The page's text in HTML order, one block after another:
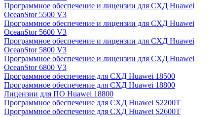
Программное обеспечение и лицензии для СХД Huawei
OceanStor 5500 V3
Программное обеспечение и лицензии для СХД Huawei
OceanStor 5600 V3
Программное обеспечение и лицензии для СХД Huawei
OceanStor 5800 V3
Программное обеспечение и лицензии для СХД Huawei
OceanStor 6800 V3
Программное обеспечение для СХД Huawei 18500
Программное обеспечение для СХД Huawei 18800
Лицензии для ПО Huawei 18800
Программное обеспечение для СХД Huawei S2200T
Программное обеспечение для СХД Huawei S2600T